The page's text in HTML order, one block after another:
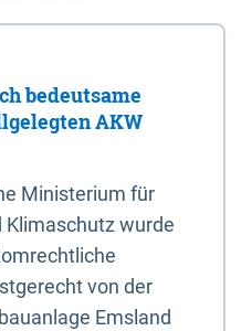
bedeutsame
AKW
Ministerium für
Klimaschutz wurde
von der
Emsland